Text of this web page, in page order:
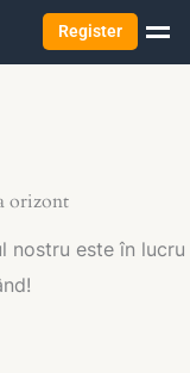
Register
orizont
nostru este în lucru